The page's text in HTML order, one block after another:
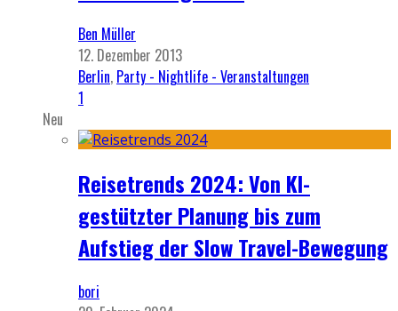
Ben Müller
12. Dezember 2013
Berlin, Party - Nightlife - Veranstaltungen
1
Neu
Reisetrends 2024: Von KI-
gestützter Planung bis zum
Aufstieg der Slow Travel-Bewegung
bori